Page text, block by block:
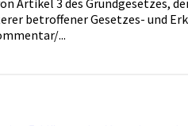
betroffener Gesetzes- und
...